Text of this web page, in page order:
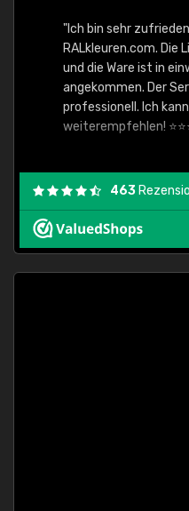
"Ich bin sehr
RALkleuren.com. Die
und die Ware ist in
angekommen. Der
professionell. Ich
weiterempfehlen!
463